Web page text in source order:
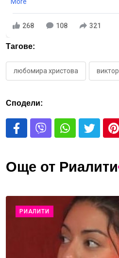
268 108 321
Тагове:
любомира христова виктор
Сподели:
Още от Риалити
РИАЛИТИ